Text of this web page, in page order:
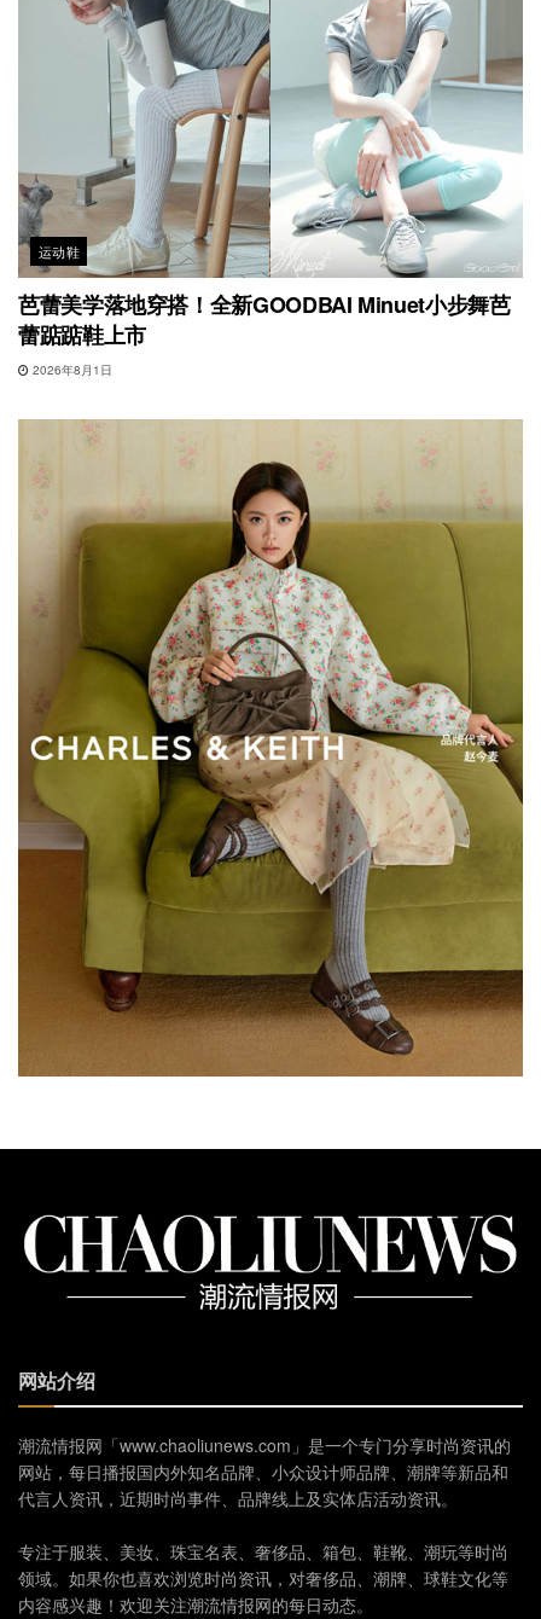
运动鞋
芭蕾美学落地穿搭！全新GOODBAI Minuet小步舞芭
蕾踮踮鞋上市
2026年8月1日
网站介绍
潮流情报网「www.chaoliunews.com」是一个专门分享时尚资讯的
网站，每日播报国内外知名品牌、小众设计师品牌、潮牌等新品和
代言人资讯，近期时尚事件、品牌线上及实体店活动资讯。
专注于服装、美妆、珠宝名表、奢侈品、箱包、鞋靴、潮玩等时尚
领域。如果你也喜欢浏览时尚资讯，对奢侈品、潮牌、球鞋文化等
内容感兴趣！欢迎关注潮流情报网的每日动态。